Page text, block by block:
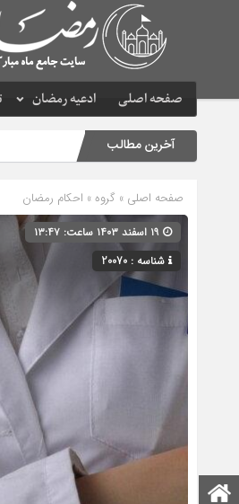
صفحه اصلی ادعیه رمضان
آخرین مطالب
صفحه اصلی » گروه » احکام رمضان
شناسه : 20070